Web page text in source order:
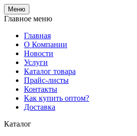
Меню
Главное меню
Главная
О Компании
Новости
Услуги
Каталог товара
Прайс-листы
Контакты
Как купить оптом?
Доставка
Каталог